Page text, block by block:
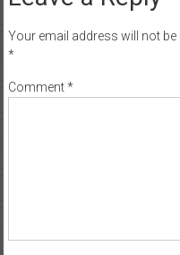
Your email address will not be
*
Comment*